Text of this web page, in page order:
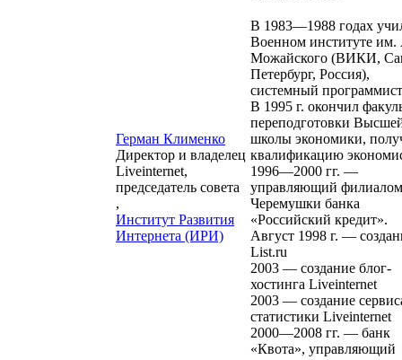
Герман Клименко
Директор и владелец
Liveinternet,
председатель совета
,
Институт Развития
Интернета (ИРИ)
В 1983—1988 годах
Военном институте
Можайского (ВИКИ,
Петербург, Россия),
системный
В 1995 г. окончил
переподготовки
школы экономики,
квалификацию
1996—2000 гг. —
управляющий филиалом
Черемушки банка
«Российский кредит».
Август 1998 г. —
List.ru
2003 — создание блог-
хостинга Liveinternet
2003 — создание
статистики Liveinternet
2000—2008 гг. — банк
«Квота», управляющий